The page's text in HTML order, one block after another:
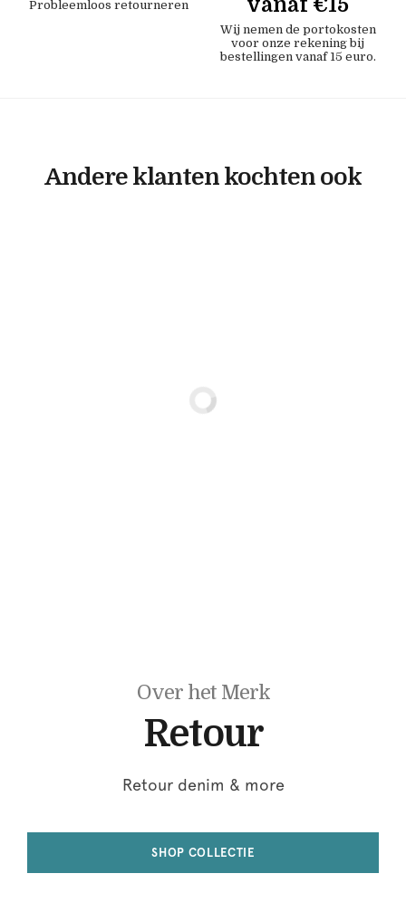
Probleemloos retourneren
Wij nemen de portokosten
voor onze rekening bij
bestellingen vanaf 15 euro.
Andere klanten kochten ook
Over het Merk
Retour
Retour denim & more
SHOP COLLECTIE